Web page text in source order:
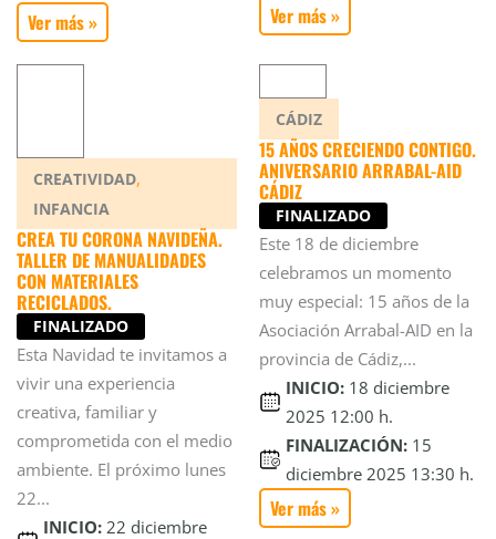
Ver más » Ver más »
CREATIVIDAD,
INFANCIA
CREA TU CORONA NAVIDEÑA.
TALLER DE MANUALIDADES
CON MATERIALES
RECICLADOS.
FINALIZADO
Esta Navidad te invitamos a
vivir una experiencia
creativa, familiar y
comprometida con el medio
ambiente. El próximo lunes
22...
INICIO: 22 diciembre
CÁDIZ
15 AÑOS CRECIENDO CONTIGO.
ANIVERSARIO ARRABAL-AID
CÁDIZ
FINALIZADO
Este 18 de diciembre
celebramos un momento
muy especial: 15 años de la
Asociación Arrabal-AID en la
provincia de Cádiz,...
INICIO: 18 diciembre
2025 12:00 h.
FINALIZACIÓN: 15
diciembre 2025 13:30 h.
Ver más »